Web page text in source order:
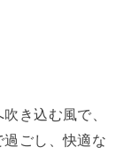
き込む風で、
ごし、快適な